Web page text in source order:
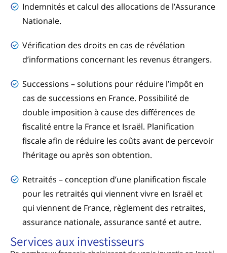
Indemnités et calcul des allocations de l’Assurance
Nationale.
Vérification des droits en cas de révélation
d’informations concernant les revenus étrangers.
Successions – solutions pour réduire l’impôt en
cas de successions en France. Possibilité de
double imposition à cause des différences de
fiscalité entre la France et Israël. Planification
fiscale afin de réduire les coûts avant de percevoir
l’héritage ou après son obtention.
Retraités – conception d’une planification fiscale
pour les retraités qui viennent vivre en Israël et
qui viennent de France, règlement des retraites,
assurance nationale, assurance santé et autre.
Services aux investisseurs